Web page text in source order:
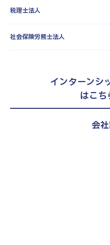
打ち合わせの
は、選考過程の
伴わないリモ
税理士法人
社会保険労務士法人
インターンシ
はこ
会